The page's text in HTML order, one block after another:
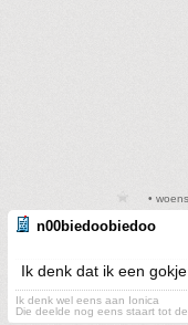
•
n00biedoobiedoo
Ik denk dat ik een
Ik denk wel eens aan Ionica
Die deelde nog eens staart tot